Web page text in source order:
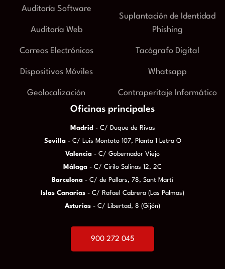
Auditoría Software
Auditoría Web
Correos Electrónicos
Dispositivos Móviles
Geolocalización
Suplantación de Identidad
Phishing
Tacógrafo Digital
Whatsapp
Contraperitaje Informático
Oficinas principales
Madrid - C/ Duque de Rivas
Sevilla- C/ Luis Montoto 107, Planta 1 Letra O
Valencia - C/ Gobernador Viejo
Málaga - C/ Cirilo Salinas 12, 2C
Barcelona - C/ de Pallars, 78, Sant Martí
Islas Canarias - C/ Rafael Cabrera (Las Palmas)
Asturias - C/ Libertad, 8 (Gijón)
900 272 045